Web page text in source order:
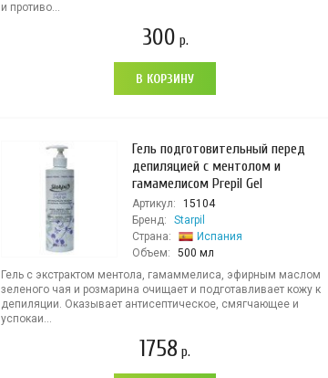
и противо...
300 р.
В КОРЗИНУ
Гель подготовительный перед
депиляцией с ментолом и
гамамелисом Prepil Gel
Артикул:
15104
Бренд:
Starpil
Страна:
Испания
Объем:
500 мл
Гель с экстрактом ментола, гамаммелиса, эфирным маслом
зеленого чая и розмарина очищает и подготавливает кожу к
депиляции. Оказывает антисептическое, смягчающее и
успокаи...
1758 р.